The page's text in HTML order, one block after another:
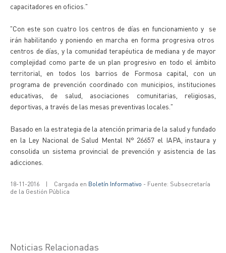
capacitadores en oficios."
"Con este son cuatro los centros de días en funcionamiento y se
irán habilitando y poniendo en marcha en forma progresiva otros
centros de días, y la comunidad terapéutica de mediana y de mayor
complejidad como parte de un plan progresivo en todo el ámbito
territorial, en todos los barrios de Formosa capital, con un
programa de prevención coordinado con municipios, instituciones
educativas, de salud, asociaciones comunitarias, religiosas,
deportivas, a través de las mesas preventivas locales."
Basado en la estrategia de la atención primaria de la salud y fundado
en la Ley Nacional de Salud Mental N° 26657 el IAPA, instaura y
consolida un sistema provincial de prevención y asistencia de las
adicciones.
18-11-2016 | Cargada en Boletín Informativo - Fuente: Subsecretaría
de la Gestión Pública
Noticias Relacionadas